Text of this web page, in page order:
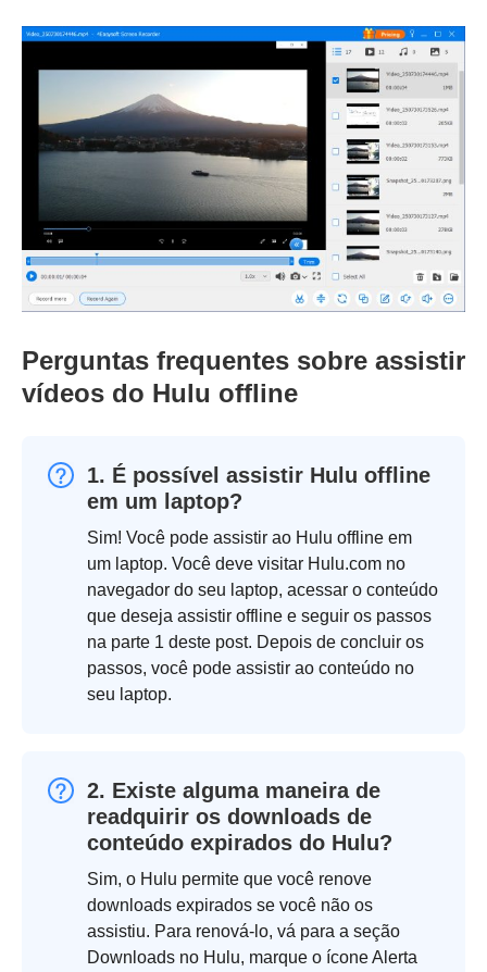
Perguntas frequentes sobre assistir
vídeos do Hulu offline
1. É possível assistir Hulu offline
em um laptop?
Sim! Você pode assistir ao Hulu offline em
um laptop. Você deve visitar Hulu.com no
navegador do seu laptop, acessar o conteúdo
que deseja assistir offline e seguir os passos
na parte 1 deste post. Depois de concluir os
passos, você pode assistir ao conteúdo no
seu laptop.
2. Existe alguma maneira de
readquirir os downloads de
conteúdo expirados do Hulu?
Sim, o Hulu permite que você renove
downloads expirados se você não os
assistiu. Para renová-lo, vá para a seção
Downloads no Hulu, marque o ícone Alerta